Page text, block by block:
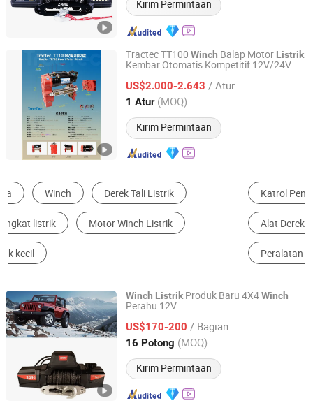
Kirim Permintaan
Tractec TT100 Winch Balap Motor Listrik
Kembar Otomatis Kompetitif 12V/24V
US$2.000-2.643 / Atur
1 Atur (MOQ)
Kirim Permintaan
Guangzhou Duonai Suspension Technology Co., Ltd.
Guangdong, China Harga mulai 2023
Katrol Penarik Derek Katrol Mesin Ternak
Alat Derek Mobil Crane Laut
Winch Listrik Produk Baru 4X4Winch
Perahu 12V
US$170-200 / Bagian
16 Potong (MOQ)
Kirim Permintaan
Zhejiang Hongbin Industry and Trade Co., Ltd.
Zhejiang, China Harga mulai 2023